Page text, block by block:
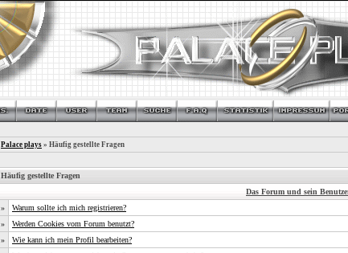
Palace plays » Häufig gestellte Fragen
Häufig gestellte Fragen
Das Forum und sein
»
Warum sollte ich mich registrieren?
»
Werden Cookies vom Forum benutzt?
»
Wie kann ich mein Profil bearbeiten?